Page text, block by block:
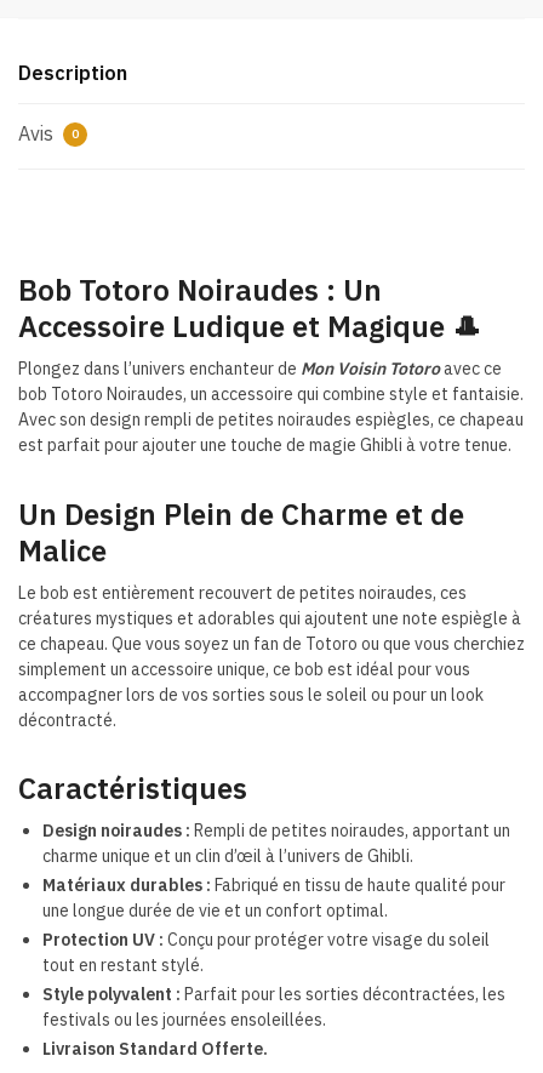
Description
Avis 0
Bob Totoro Noiraudes : Un
Accessoire Ludique et Magique 🎩
Plongez dans l’univers enchanteur de Mon Voisin Totoroavec ce
bob Totoro Noiraudes, un accessoire qui combine style et fantaisie.
Avec son design rempli de petites noiraudes espiègles, ce chapeau
est parfait pour ajouter une touche de magie Ghibli à votre tenue.
Un Design Plein de Charme et de
Malice
Le bob est entièrement recouvert de petites noiraudes, ces
créatures mystiques et adorables qui ajoutent une note espiègle à
ce chapeau. Que vous soyez un fan de Totoro ou que vous cherchiez
simplement un accessoire unique, ce bob est idéal pour vous
accompagner lors de vos sorties sous le soleil ou pour un look
décontracté.
Caractéristiques
Design noiraudes : Rempli de petites noiraudes, apportant un
charme unique et un clin d’œil à l’univers de Ghibli.
Matériaux durables : Fabriqué en tissu de haute qualité pour
une longue durée de vie et un confort optimal.
Protection UV : Conçu pour protéger votre visage du soleil
tout en restant stylé.
Style polyvalent : Parfait pour les sorties décontractées, les
festivals ou les journées ensoleillées.
Livraison Standard Offerte.